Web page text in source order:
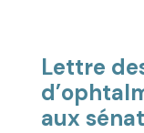
Lettre
aux